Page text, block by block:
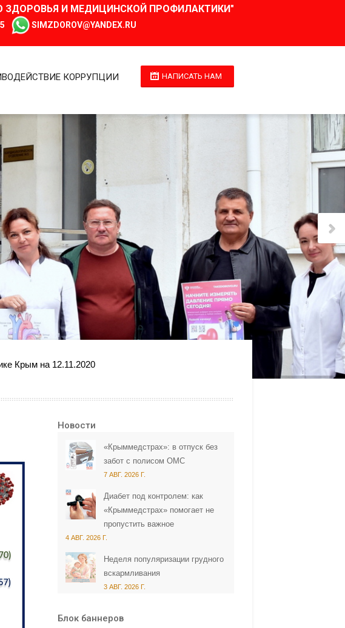
ЗДОРОВЬЯ И МЕДИЦИНСКОЙ ПРОФИЛАКТИКИ"
SIMZDOROV@YANDEX.RU
НАПИСАТЬ НАМ
КОРРУПЦИИ
Крым на 12.11.2020
Новости
«Крыммедстрах»: в отпуск без
забот с полисом ОМС
7 АВГ. 2026 Г.
Диабет под контролем: как
«Крыммедстрах» помогает не
пропустить важное
4 АВГ. 2026 Г.
Неделя популяризации грудного
вскармливания
3 АВГ. 2026 Г.
Блок баннеров